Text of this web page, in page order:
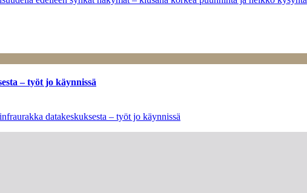
– työt jo käynnissä
datakeskuksesta – työt jo käynnissä